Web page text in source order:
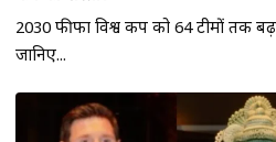
2030 फीफा विश्व कप को 64 टीमों तक
जानिए...